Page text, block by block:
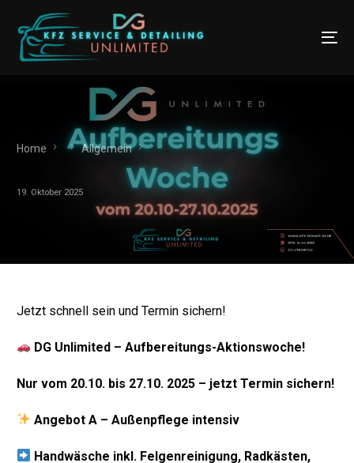
Home Allgemein
19. Oktober 2025
Jetzt schnell sein und Termin sichern!
DG Unlimited – Aufbereitungs-Aktionswoche!
Nur vom 20.10. bis 27.10. 2025 – jetzt Termin sichern!
Angebot A – Außenpflege intensiv
Handwäsche inkl. Felgenreinigung, Radkästen,